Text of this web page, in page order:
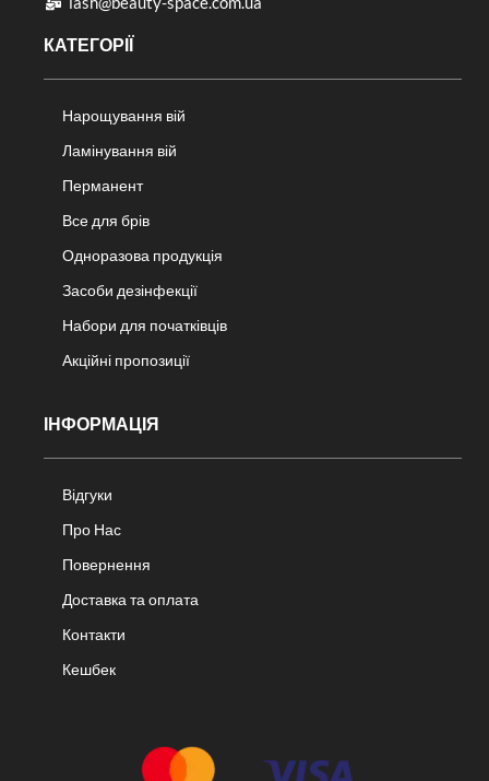
КАТЕГОРІЇ
Нарощування вій
Ламінування вій
Перманент
Все для брів
Одноразова продукція
Засоби дезінфекції
Набори для початківців
Акційні пропозиції
ІНФОРМАЦІЯ
Відгуки
Про Нас
Повернення
Доставка та оплата
Контакти
Кешбек